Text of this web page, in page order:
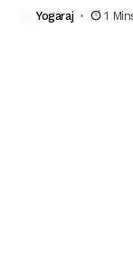
Yogaraj 1